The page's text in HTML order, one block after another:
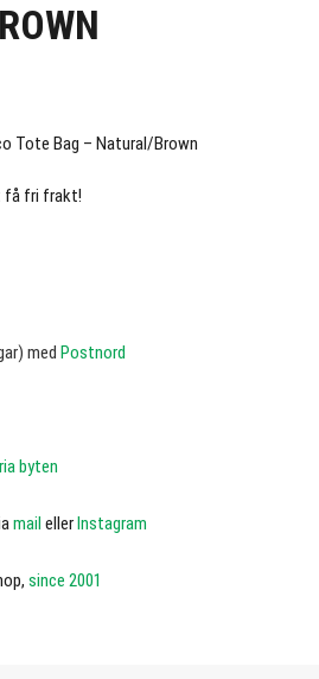
Tote Bag – Natural/Brown
fri frakt!
med Postnord
byten
mail ellerInstagram
since 2001